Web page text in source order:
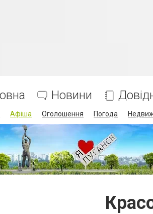
Новини
Афіша Оголошення Погода